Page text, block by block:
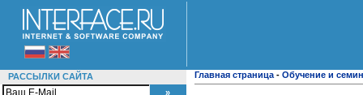
РАССЫЛКИ САЙТА Главная страница - Обучение и